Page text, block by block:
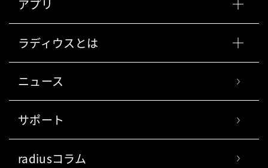
アプリ
ラディウスとは
ニュース
サポート
radiusコラム